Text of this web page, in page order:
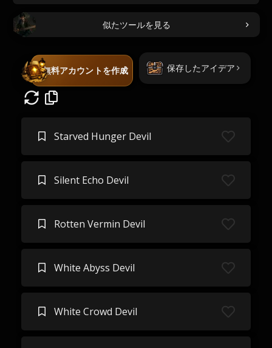
似たツールを見る
無料アカウントを作成 保存したアイデア
Starved Hunger Devil
Silent Echo Devil
Rotten Vermin Devil
White Abyss Devil
White Crowd Devil